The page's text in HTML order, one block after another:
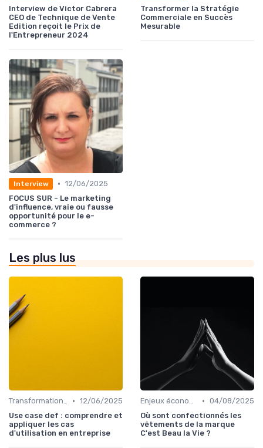
Interview de Victor Cabrera
CEO de Technique de Vente
Edition reçoit le Prix de
l'Entrepreneur 2024
Transformer la Stratégie
Commerciale en Succès
Mesurable
Interview • 12/06/2025
FOCUS SUR - Le marketing
d'influence, vraie ou fausse
opportunité pour le e-
commerce ?
Les plus lus
Transformation digitale des ventes • 12/06/2025
Use case def : comprendre et
appliquer les cas
d'utilisation en entreprise
Enjeux économiques et marché B2B • 04/08/2025
Où sont confectionnés les
vêtements de la marque
C'est Beau la Vie ?